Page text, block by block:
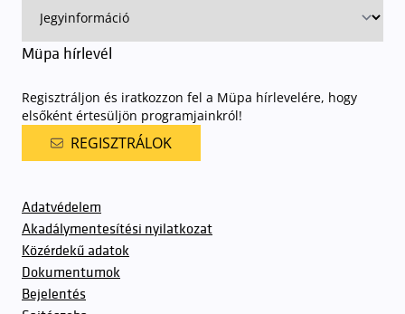
Müpa hírlevél
Regisztráljon és iratkozzon fel a Müpa hírlevelére, hogy
elsőként értesüljön programjainkról!
REGISZTRÁLOK
Adatvédelem
Akadálymentesítési nyilatkozat
Közérdekű adatok
Dokumentumok
Bejelentés